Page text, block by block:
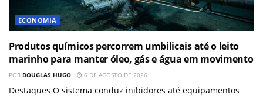
ECONOMIA
Produtos químicos percorrem umbilicais até o leito
marinho para manter óleo, gás e água em movimento
POR DOUGLAS HUGO 6 DE AGOSTO DE 2026
Destaques O sistema conduz inibidores até equipamentos